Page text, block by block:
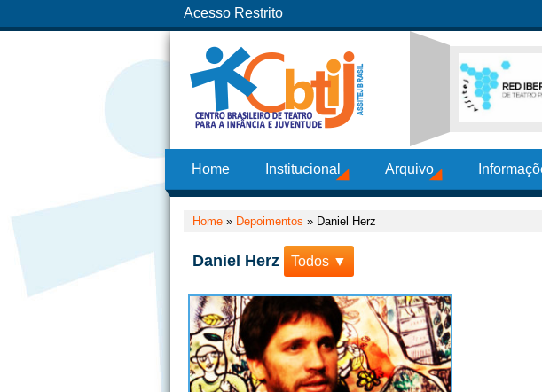
Acesso Restrito
Home Institucional Arquivo
Home » Depoimentos » Daniel Herz
Daniel Herz Todos ▼